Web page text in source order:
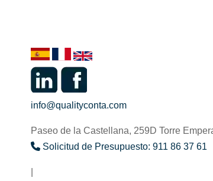
info@qualityconta.com
Paseo de la Castellana, 259D Torre
Solicitud de Presupuesto: 911 86 37 61